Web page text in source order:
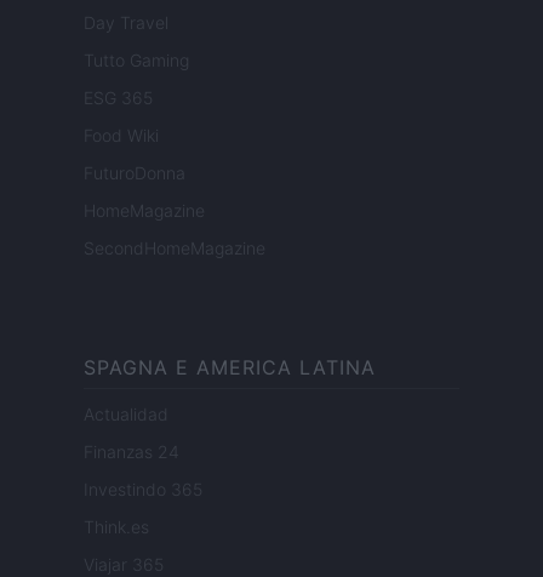
Day Travel
Tutto Gaming
ESG 365
Food Wiki
FuturoDonna
HomeMagazine
SecondHomeMagazine
SPAGNA E AMERICA LATINA
Actualidad
Finanzas 24
Investindo 365
Think.es
Viajar 365